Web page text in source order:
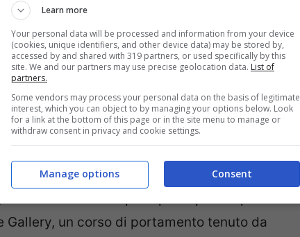
matrimoniali alla quale poter partecipare:
Gallery, un corso di portamento tenuto da
Learn more
Your personal data will be processed and information from your device
(cookies, unique identifiers, and other device data) may be stored by,
accessed by and shared with 319 partners, or used specifically by this
site. We and our partners may use precise geolocation data. List of
partners.
Some vendors may process your personal data on the basis of legitimate
interest, which you can object to by managing your options below. Look
for a link at the bottom of this page or in the site menu to manage or
withdraw consent in privacy and cookie settings.
Consent
Manage options